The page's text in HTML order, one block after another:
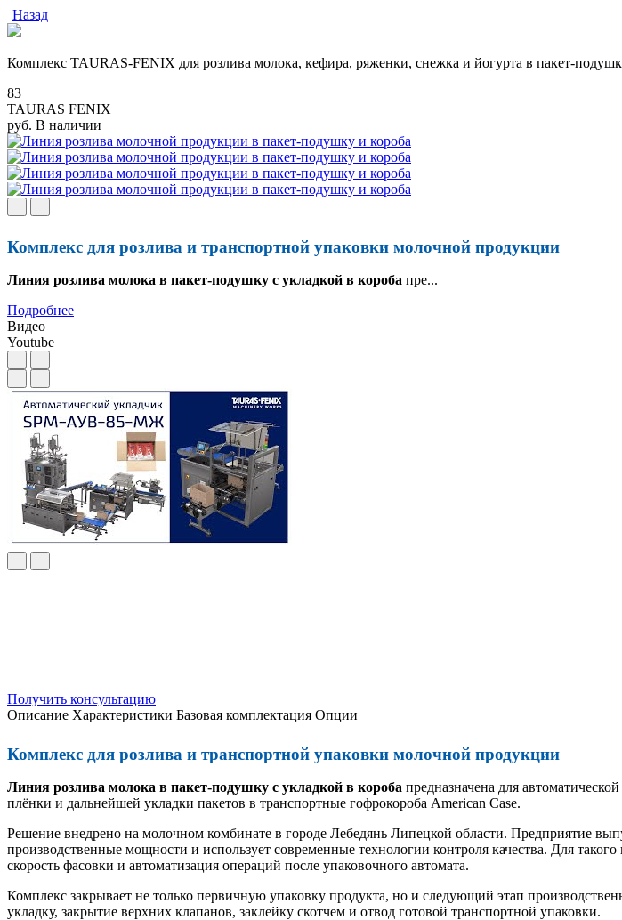
Назад
Комплекс TAURAS-FENIX для розлива молока, кефира, ряженки, снежка и йогурта в пакет-
83
TAURAS FENIX
руб. В наличии
Комплекс для розлива и транспортной упаковки молочной продукции
Линия розлива молока в пакет-подушку с укладкой в короба пре...
Подробнее
Видео
Youtube
Получить консультацию
Описание Характеристики Базовая комплектация Опции
Комплекс для розлива и транспортной упаковки молочной продукции
Линия розлива молока в пакет-подушку с укладкой в короба предназначена для
плёнки и дальнейшей укладки пакетов в транспортные гофрокороба American Case.
Решение внедрено на молочном комбинате в городе Лебедянь Липецкой области. Предприятие
производственные мощности и использует современные технологии контроля качества. Для
скорость фасовки и автоматизация операций после упаковочного автомата.
Комплекс закрывает не только первичную упаковку продукта, но и следующий этап
укладку, закрытие верхних клапанов, заклейку скотчем и отвод готовой транспортной упаковки.